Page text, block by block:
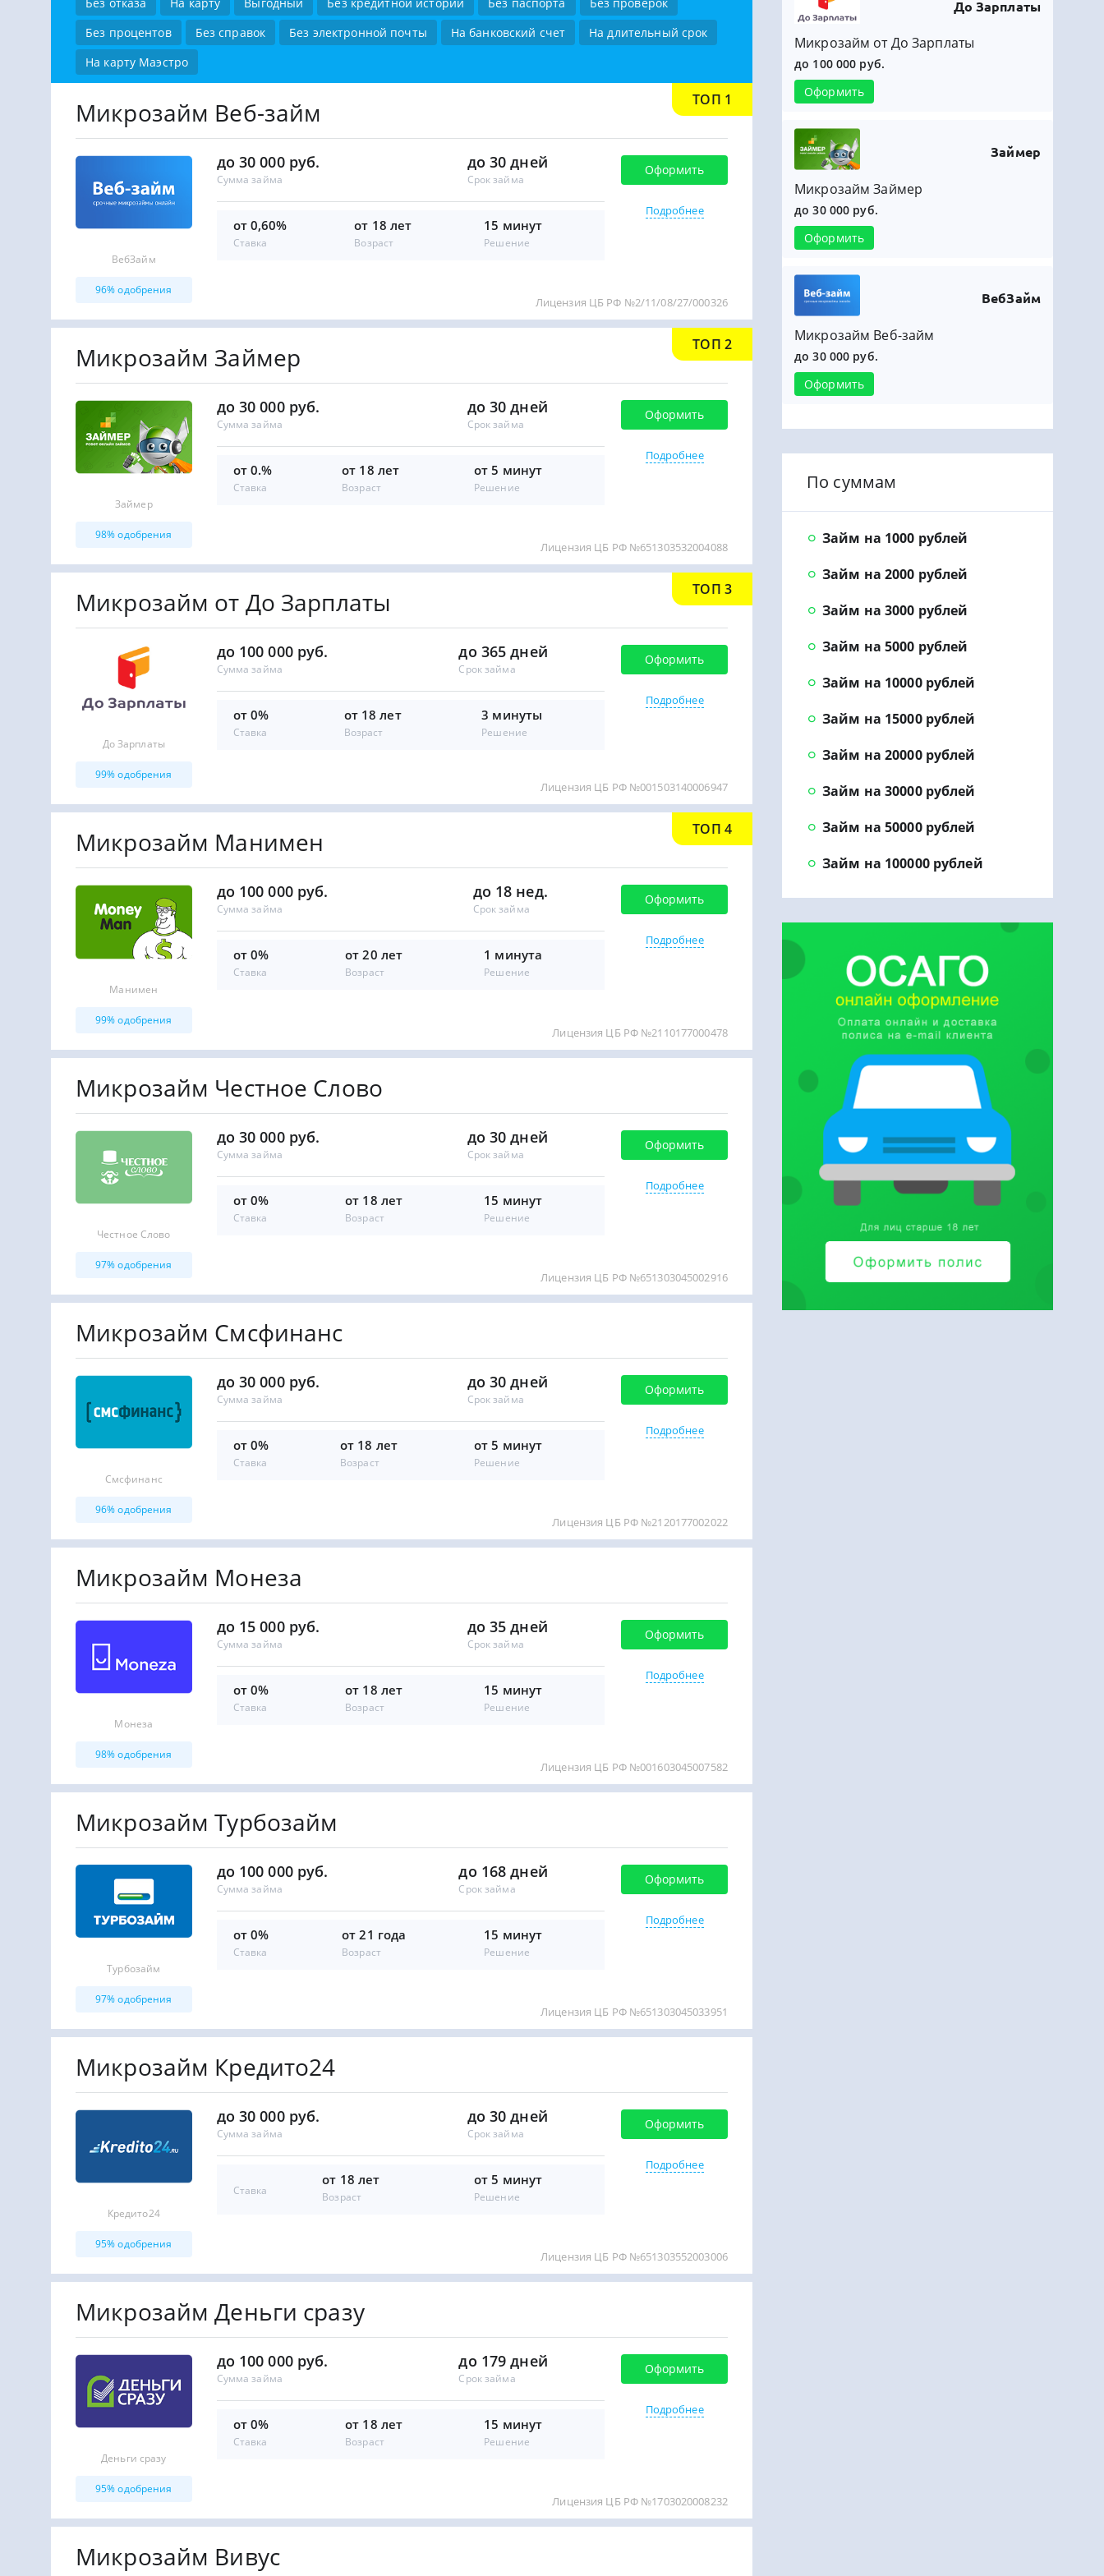
Без процентов
Без справок Без электронной почты На банковский счет
На длительный срок
На карту Маэстро
Микрозайм Веб-займ
ВебЗайм
96% одобрения
до 30 000 руб.
Сумма займа
до 30 дней
Срок займа
от 0,60%
Ставка
от 18 лет
Возраст
15 минут
Решение
Оформить
Подробнее
Лицензия ЦБ РФ №2/11/08/27/000326
ТОП 1
Микрозайм Займер
Займер
98% одобрения
до 30 000 руб.
Сумма займа
до 30 дней
Срок займа
от 0.%
Ставка
от 18 лет
Возраст
от 5 минут
Решение
Оформить
Подробнее
Лицензия ЦБ РФ №651303532004088
ТОП 2
Микрозайм от До Зарплаты
До Зарплаты
99% одобрения
до 100 000 руб.
Сумма займа
до 365 дней
Срок займа
от 0%
Ставка
от 18 лет
Возраст
3 минуты
Решение
Оформить
Подробнее
Лицензия ЦБ РФ №001503140006947
ТОП 3
Микрозайм Манимен
Манимен
99% одобрения
до 100 000 руб.
Сумма займа
до 18 нед.
Срок займа
от 0%
Ставка
от 20 лет
Возраст
1 минута
Решение
Оформить
Подробнее
Лицензия ЦБ РФ №2110177000478
ТОП 4
Микрозайм Честное Слово
Честное Слово
97% одобрения
до 30 000 руб.
Сумма займа
до 30 дней
Срок займа
от 0%
Ставка
от 18 лет
Возраст
15 минут
Решение
Оформить
Подробнее
Лицензия ЦБ РФ №651303045002916
Микрозайм Смсфинанс
Смсфинанс
96% одобрения
до 30 000 руб.
Сумма займа
до 30 дней
Срок займа
от 0%
Ставка
от 18 лет
Возраст
от 5 минут
Решение
Оформить
Подробнее
Лицензия ЦБ РФ №2120177002022
Микрозайм Монеза
Монеза
98% одобрения
до 15 000 руб.
Сумма займа
до 35 дней
Срок займа
от 0%
Ставка
от 18 лет
Возраст
15 минут
Решение
Оформить
Подробнее
Лицензия ЦБ РФ №001603045007582
Микрозайм Турбозайм
Турбозайм
97% одобрения
до 100 000 руб.
Сумма займа
до 168 дней
Срок займа
от 0%
Ставка
от 21 года
Возраст
15 минут
Решение
Оформить
Подробнее
Лицензия ЦБ РФ №651303045033951
Микрозайм Кредито24
Кредито24
95% одобрения
до 30 000 руб.
Сумма займа
до 30 дней
Срок займа
Ставка
от 18 лет
Возраст
от 5 минут
Решение
Оформить
Подробнее
Лицензия ЦБ РФ №651303552003006
Микрозайм Деньги сразу
Деньги сразу
95% одобрения
до 100 000 руб.
Сумма займа
до 179 дней
Срок займа
от 0%
Ставка
от 18 лет
Возраст
15 минут
Решение
Оформить
Подробнее
Лицензия ЦБ РФ №1703020008232
Микрозайм Вивус
До Зарплаты
Микрозайм от До Зарплаты
до 100 000 руб.
Оформить
Займер
Микрозайм Займер
до 30 000 руб.
Оформить
ВебЗайм
Микрозайм Веб-займ
до 30 000 руб.
Оформить
По суммам
Займ на 1000 рублей
Займ на 2000 рублей
Займ на 3000 рублей
Займ на 5000 рублей
Займ на 10000 рублей
Займ на 15000 рублей
Займ на 20000 рублей
Займ на 30000 рублей
Займ на 50000 рублей
Займ на 100000 рублей